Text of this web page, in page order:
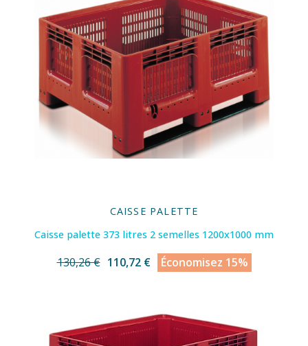
CAISSE PALETTE
Caisse palette 373 litres 2 semelles 1200x1000 mm
130,26 € 110,72 € Économisez 15%